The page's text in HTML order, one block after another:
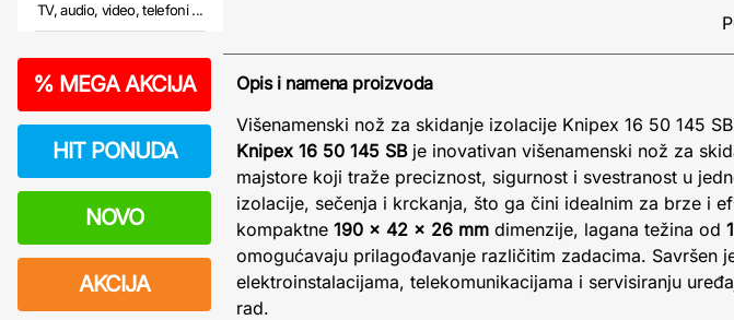
TV, audio, video, telefoni ...
% MEGA AKCIJA
HIT PONUDA
NOVO
AKCIJA
Opis i namena proizvoda
Višenamenski nož za skidanje izolacije Knipex 16 50 145
Knipex 16 50 145 SBje inovativan višenamenski nož za
majstore koji traže preciznost, sigurnost i svestranost u
izolacije, sečenja i krckanja, što ga čini idealnim za brze i
kompaktne 190 x 42 x 26 mm dimenzije, lagana težina od
omogućavaju prilagođavanje različitim zadacima. Savršen
elektroinstalacijama, telekomunikacijama i servisiranju
rad.